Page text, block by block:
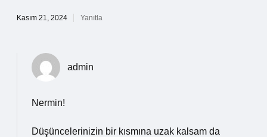
Kasım 21, 2024 Yanıtla
admin
Nermin!
Düşüncelerinizin bir kısmına uzak kalsam da